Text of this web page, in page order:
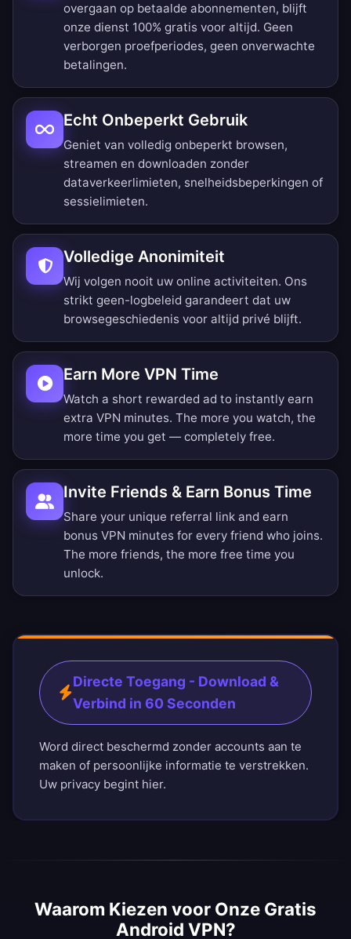
overgaan op betaalde abonnementen, blijft
onze dienst 100% gratis voor altijd. Geen
verborgen proefperiodes, geen onverwachte
betalingen.
Echt Onbeperkt Gebruik
Geniet van volledig onbeperkt browsen,
streamen en downloaden zonder
dataverkeerlimieten, snelheidsbeperkingen of
sessielimieten.
Volledige Anonimiteit
Wij volgen nooit uw online activiteiten. Ons
strikt geen-logbeleid garandeert dat uw
browsegeschiedenis voor altijd privé blijft.
Earn More VPN Time
Watch a short rewarded ad to instantly earn
extra VPN minutes. The more you watch, the
more time you get — completely free.
Invite Friends & Earn Bonus Time
Share your unique referral link and earn
bonus VPN minutes for every friend who joins.
The more friends, the more free time you
unlock.
Directe Toegang - Download &
Verbind in 60 Seconden
Word direct beschermd zonder accounts aan te
maken of persoonlijke informatie te verstrekken.
Uw privacy begint hier.
Waarom Kiezen voor Onze Gratis
Android VPN?